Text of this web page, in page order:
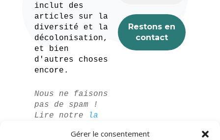
Gérer le consentement
inclut des
articles sur la
diversité et la
décolonisation,
et bien
d'autres choses
encore.
Nous ne faisons
pas de spam !
Lire notre
la
confidentialité